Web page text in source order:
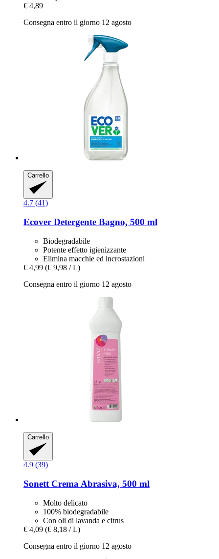
€ 4,89
Consegna entro il giorno 12 agosto
Carrello
4.7 (41)
Ecover Detergente Bagno, 500 ml
Biodegradabile
Potente effetto igienizzante
Elimina macchie ed incrostazioni
€ 4,99 (€ 9,98 / L)
Consegna entro il giorno 12 agosto
Carrello
4.9 (39)
Sonett Crema Abrasiva, 500 ml
Molto delicato
100% biodegradabile
Con oli di lavanda e citrus
€ 4,09 (€ 8,18 / L)
Consegna entro il giorno 12 agosto